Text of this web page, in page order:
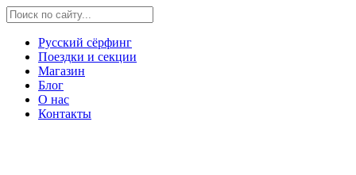
Русский сёрфинг
Поездки и секции
Магазин
Блог
О нас
Контакты